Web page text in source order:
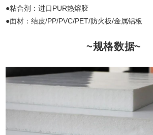
●粘合剂：进口PUR热熔胶
●面材：结皮/PP/PVC/PET/防火板/金属铝板
~规格数据~